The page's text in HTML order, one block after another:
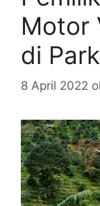
Motor
di
8 April 2022